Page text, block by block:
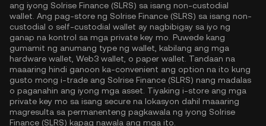
ang iyong Solrise Finance (SLRS) sa isang non-custodial
wallet. Ang pag-store ng Solrise Finance (SLRS) sa isang non-
custodial o self-custodial wallet ay nagbibigay sa iyo ng
ganap na kontrol sa mga private key mo. Puwede kang
gumamit ng anumang type ng wallet, kabilang ang mga
hardware wallet, Web3 wallet, o paper wallet. Tandaan na
maaaring hindi ganoon ka-convenient ang option na ito kung
gusto mong i-trade ang Solrise Finance (SLRS) nang madalas
o paganahin ang iyong mga asset. Tiyaking i-store ang mga
private key mo sa isang secure na lokasyon dahil maaaring
magresulta sa permanenteng pagkawala ng iyong Solrise
Finance (SLRS) kapag nawala ang mga ito.